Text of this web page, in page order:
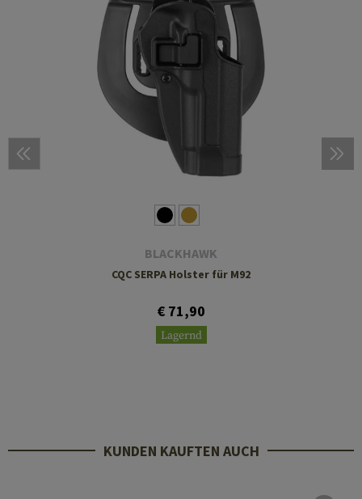
BLACKHAWK
CQC SERPA Holster für M92
€ 71,90
Lagernd
KUNDEN KAUFTEN AUCH